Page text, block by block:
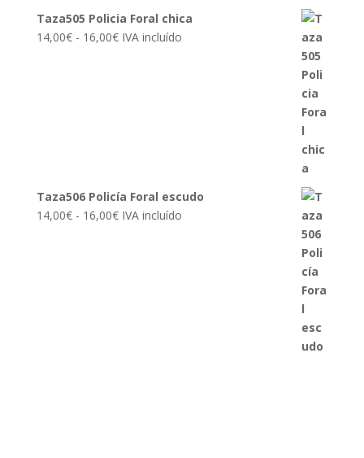
Taza505 Policia Foral chica
14,00€ - 16,00€Rango
IVA incluído
Taza506 Policía Foral escudo
14,00€ - 16,00€Rango
IVA incluído